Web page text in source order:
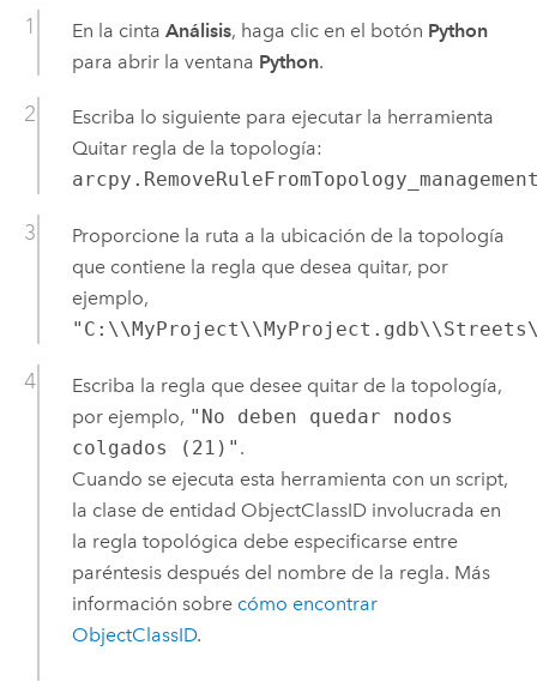
En la cinta Análisis, haga clic en el botón Python
para abrir la ventana Python.
Escriba lo siguiente para ejecutar la herramienta
Quitar regla de la topología:
Proporcione la ruta a la ubicación de la topología
que contiene la regla que desea quitar, por
ejemplo,
Escriba la regla que desee quitar de la topología,
por ejemplo, "No deben quedar nodos
colgados (21)" .
Cuando se ejecuta esta herramienta con un script,
la clase de entidad ObjectClassID involucrada en
la regla topológica debe especificarse entre
paréntesis después del nombre de la regla. Más
información sobre cómo encontrar
ObjectClassID.